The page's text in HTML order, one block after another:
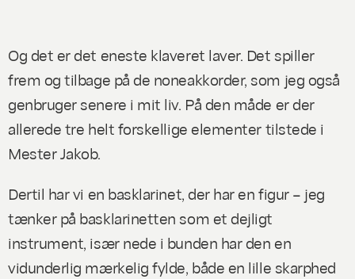
Og det er det eneste klaveret laver. Det spiller
frem og tilbage på de noneakkorder, som jeg også
genbruger senere i mit liv. På den måde er der
allerede tre helt forskellige elementer tilstede i
Mester Jakob.
Dertil har vi en basklarinet, der har en figur – jeg
tænker på basklarinetten som et dejligt
instrument, især nede i bunden har den en
vidunderlig mærkelig fylde, både en lille skarphed